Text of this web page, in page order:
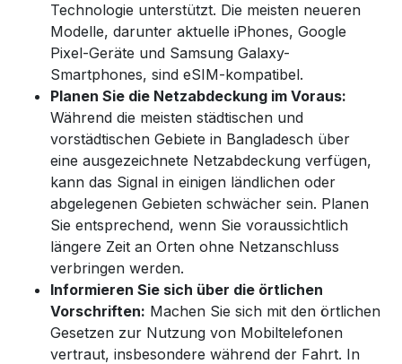
Technologie unterstützt. Die meisten neueren
Modelle, darunter aktuelle iPhones, Google
Pixel-Geräte und Samsung Galaxy-
Smartphones, sind eSIM-kompatibel.
Planen Sie die Netzabdeckung im Voraus:
Während die meisten städtischen und
vorstädtischen Gebiete in Bangladesch über
eine ausgezeichnete Netzabdeckung verfügen,
kann das Signal in einigen ländlichen oder
abgelegenen Gebieten schwächer sein. Planen
Sie entsprechend, wenn Sie voraussichtlich
längere Zeit an Orten ohne Netzanschluss
verbringen werden.
Informieren Sie sich über die örtlichen
Vorschriften: Machen Sie sich mit den örtlichen
Gesetzen zur Nutzung von Mobiltelefonen
vertraut, insbesondere während der Fahrt. In